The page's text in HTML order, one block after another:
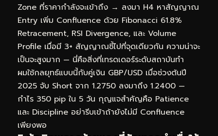
Zone ที่ราคากำลังจะเข้าถึง → ลงมา H4 หาสัญญาณ
Entry เพิ่ม Confluence ด้วย Fibonacci 61.8%
Retracement, RSI Divergence, และ Volume
Profile เมื่อมี 3+ สัญญาณชี้ไปที่จุดเดียวกัน ความน่าจะ
เป็นจะสูงมาก — นี่คือสิ่งที่เทรดเดอร์ระดับสถาบันทำ
ผมใช้กลยุทธ์แบบนี้กับคู่เงิน GBP/USD เมื่อช่วงต้นปี
2025 จับ Short จาก 1.2750 ลงมาถึง 1.2400 —
กำไร 350 pip ใน 5 วัน กุญแจสำคัญคือ Patience
และ Discipline อย่ารีบเข้าถ้ายังไม่มี Confluence
เพียงพอ